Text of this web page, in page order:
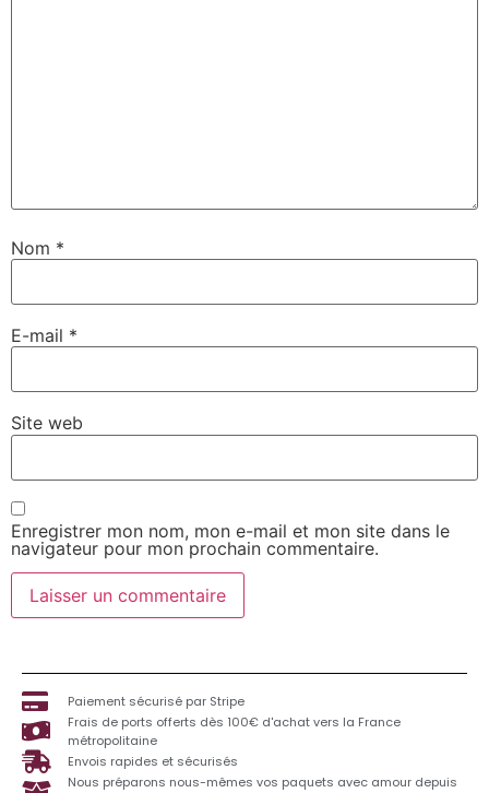
Nom *
E-mail *
Site web
Enregistrer mon nom, mon e-mail et mon site dans le
navigateur pour mon prochain commentaire.
Paiement sécurisé par Stripe
Frais de ports offerts dès 100€ d'achat vers la France
métropolitaine
Envois rapides et sécurisés
Nous préparons nous-mêmes vos paquets avec amour depuis